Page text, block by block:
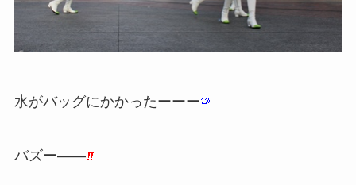
水がバッグにかかったーーー
バズー――